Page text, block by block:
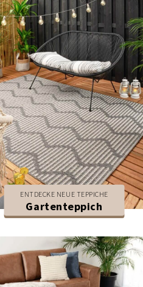
ENTDECKE NEUE TEPPICHE
Gartenteppich